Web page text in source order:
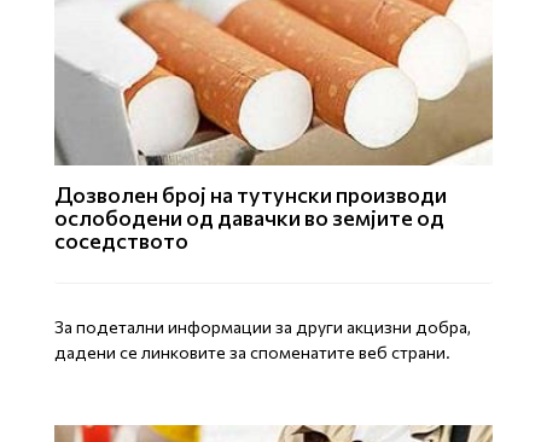
Дозволен број на тутунски производи
ослободени од давачки во земјите од
соседството
За подетални информации за други акцизни добра,
дадени се линковите за споменатите веб страни.